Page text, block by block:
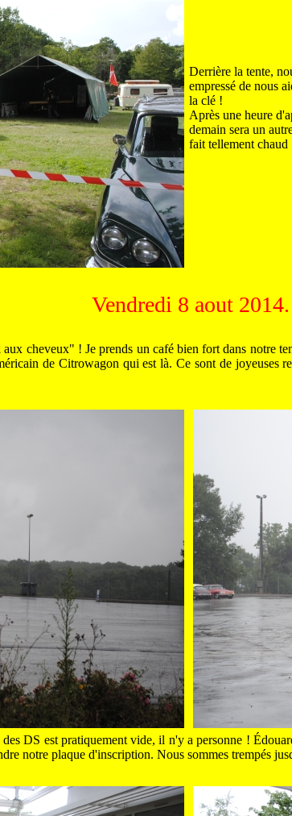
Derrière la tente,
empressé de nous
la clé !
Après une heure
demain sera un
fait tellement chaud
Vendredi 8 aout 2014.
cheveux" ! Je prends un café bien fort dans notre
de Citrowagon qui est là. Ce sont de
DS est pratiquement vide, il n'y a personne !
notre plaque d'inscription. Nous sommes trempés